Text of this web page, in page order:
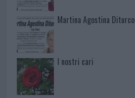
Martina Agostina Diturco
I nostri cari